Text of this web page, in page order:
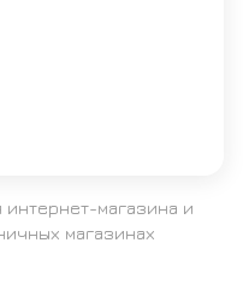
интернет-магазина и
магазинах